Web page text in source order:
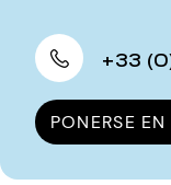
+33
PONERSE